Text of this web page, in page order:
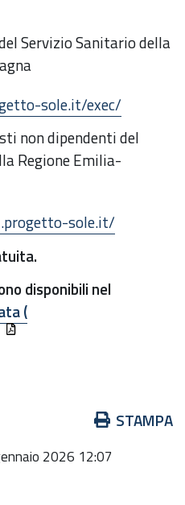
Servizio Sanitario della
sole.it/exec/
non dipendenti del
Regione Emilia-
sole.it/
disponibili nel
(
STAMPA
2026 12:07